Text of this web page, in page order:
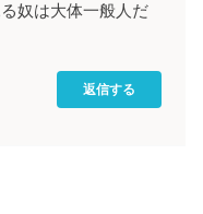
奴は大体一般人だ
返信する